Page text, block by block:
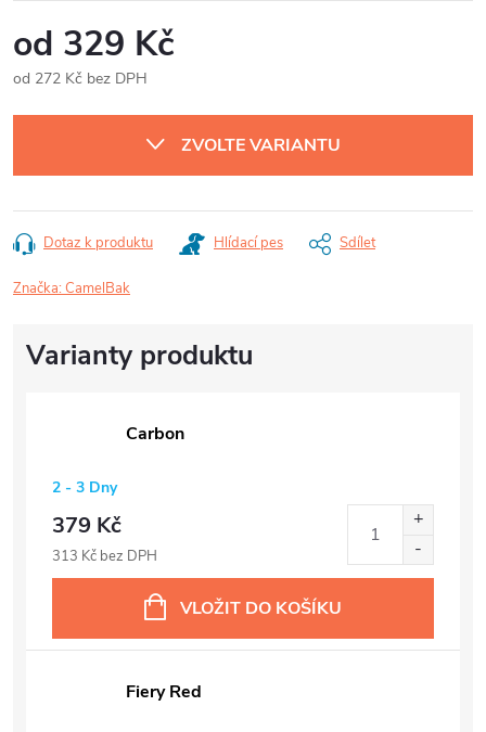
od 329 Kč
od 272 Kč bez DPH
cena:
ZVOLTE VARIANTU
Dotaz k produktu Hlídací pes Sdílet
Značka:CamelBak
Carbon
2 - 3 Dny
379 Kč
313 Kč bez DPH
VLOŽIT DO KOŠÍKU
Fiery Red